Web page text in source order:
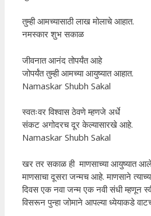
तुम्ही आमच्यासाठी लाख मोलाचे आहात.
नमस्कार शुभ सकाळ
जीवनात आनंद तोपर्यंत आहे
जोपर्यंत तुम्ही आमच्या आयुष्यात आहात.
Namaskar Shubh Sakal
स्वतःवर विश्वास ठेवणे म्हणजे अर्धे
संकट अगोदरच दूर केल्यासारखे आहे.
Namaskar Shubh Sakal
खर तर सकाळ ही माणसाच्या आयुष्यात
माणसाचा दूसरा जन्मच आहे. माणसाने
दिवस एक नवा जन्म एक नवी संधी म्हणून
विसरून पुन्हा जोमाने आपल्या ध्येयाकडे